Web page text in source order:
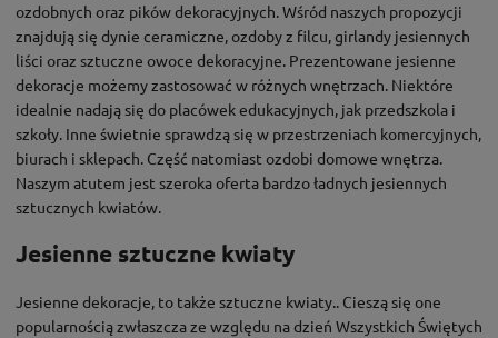
ozdobnych oraz pików dekoracyjnych. Wśród naszych propozycji
znajdują się dynie ceramiczne, ozdoby z filcu, girlandy jesiennych
liści oraz sztuczne owoce dekoracyjne. Prezentowane jesienne
dekoracje możemy zastosować w różnych wnętrzach. Niektóre
idealnie nadają się do placówek edukacyjnych, jak przedszkola i
szkoły. Inne świetnie sprawdzą się w przestrzeniach komercyjnych,
biurach i sklepach. Część natomiast ozdobi domowe wnętrza.
Naszym atutem jest szeroka oferta bardzo ładnych jesiennych
sztucznych kwiatów.
Jesienne sztuczne kwiaty
Jesienne dekoracje, to także sztuczne kwiaty.. Cieszą się one
popularnością zwłaszcza ze względu na dzień Wszystkich Świętych